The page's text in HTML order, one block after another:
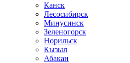
Канск
Лесосибирск
Минусинск
Зеленогорск
Норильск
Кызыл
Абакан